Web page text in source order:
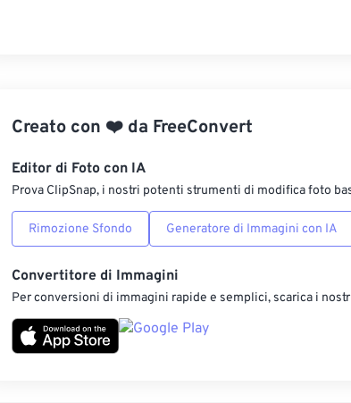
Creato con ❤️ da FreeConvert
Editor di Foto con IA
Prova ClipSnap, i nostri potenti strumenti di modifica foto
Rimozione Sfondo Generatore di Immagini con IA
Convertitore di Immagini
Per conversioni di immagini rapide e semplici, scarica i